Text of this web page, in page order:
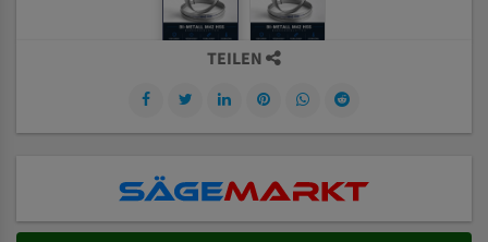
TEILEN